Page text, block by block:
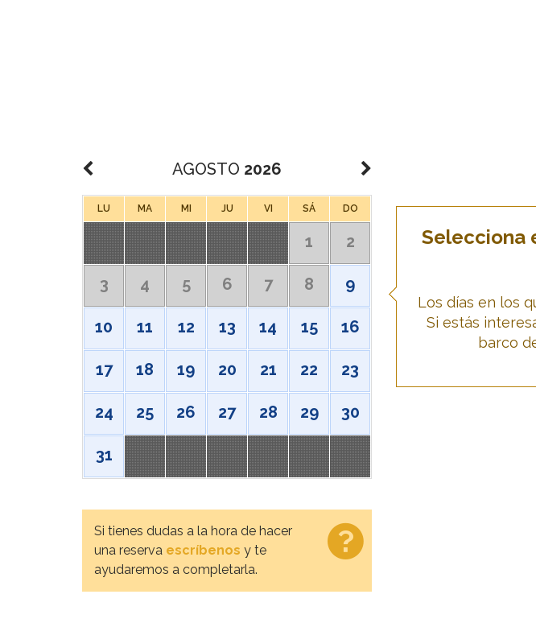
AGOSTO 2026
LU MA MI JU VI SÁ DO
1 2
3 4 5 6 7 8 9
10 11 12 13 14 15 16
17 18 19 20 21 22 23
24 25 26 27 28 29 30
31
Si tienes dudas a la hora de hacer
una reserva escríbenos y te
ayudaremos a completarla.
Selecciona
Los días en los
Si estás
barco